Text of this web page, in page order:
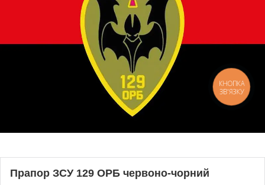
Прапор ЗСУ 129 ОРБ червоно-чорний
КНОПКА
ЗВ'ЯЗКУ